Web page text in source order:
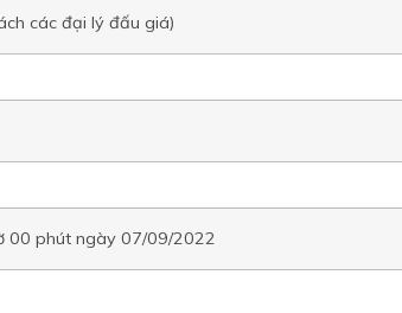
các đại lý đấu giá)
00 phút ngày 07/09/2022